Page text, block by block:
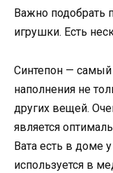
Важно подобрать
игрушки. Есть
Синтепон — самый
наполнения не
других вещей.
является
Вата есть в доме
используется в